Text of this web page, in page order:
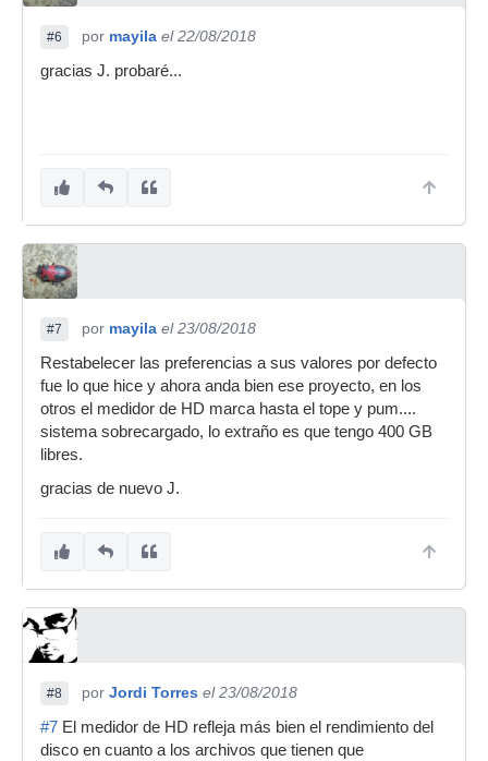
#6 por mayila el 22/08/2018
gracias J. probaré...
#7 por mayila el 23/08/2018
Restabelecer las preferencias a sus valores por defecto
fue lo que hice y ahora anda bien ese proyecto, en los
otros el medidor de HD marca hasta el tope y pum....
sistema sobrecargado, lo extraño es que tengo 400 GB
libres.
gracias de nuevo J.
#8 por Jordi Torres el 23/08/2018
#7 El medidor de HD refleja más bien el rendimiento del
disco en cuanto a los archivos que tienen que